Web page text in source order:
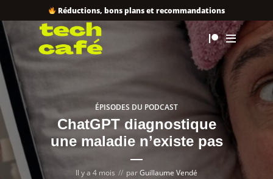
Réductions, bons plans et recommandations
ÉPISODES DU PODCAST
ChatGPT diagnostique
une maladie n’existe pas
Il y a 4 mois parGuillaume Vendé